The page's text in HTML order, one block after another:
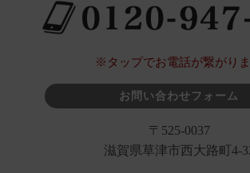
※タップでお電話が繋がり
お問い合わせフォーム
〒525-0037
滋賀県草津市西大路町4-